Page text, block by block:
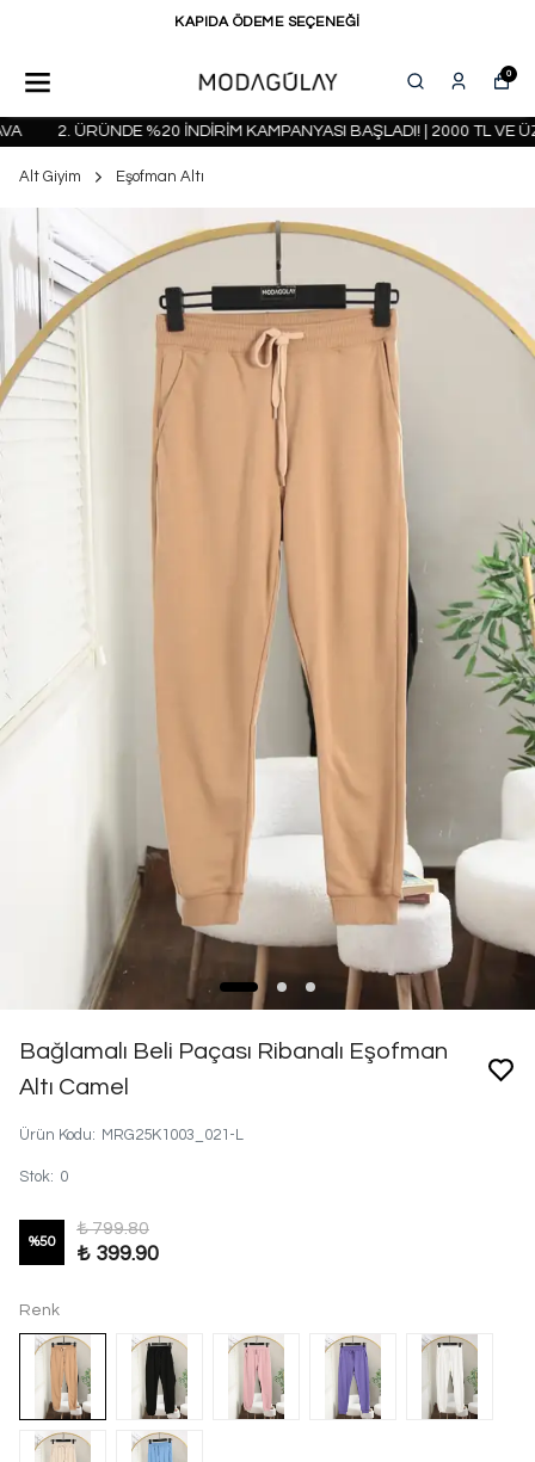
KAPIDA ÖDEME SEÇENEĞİ
0
2. ÜRÜNDE %20 İNDİRİM KAMPANYASI BAŞLADI! | 2000 TL VE
Alt Giyim Eşofman Altı
Bağlamalı Beli Paçası Ribanalı Eşofman
Altı Camel
Ürün Kodu: MRG25K1003_021-L
Stok: 0
%50
₺ 799.80
₺ 399.90
Renk